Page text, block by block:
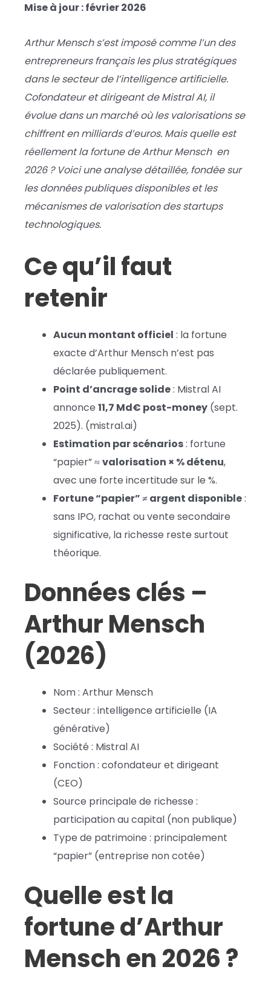
Mise à jour : février 2026
Arthur Mensch s’est imposé comme l’un des
entrepreneurs français les plus stratégiques
dans le secteur de l’intelligence artificielle.
Cofondateur et dirigeant de Mistral AI, il
évolue dans un marché où les valorisations se
chiffrent en milliards d’euros. Mais quelle est
réellement la fortune de Arthur Mensch en
2026 ? Voici une analyse détaillée, fondée sur
les données publiques disponibles et les
mécanismes de valorisation des startups
technologiques.
Ce qu’il faut
retenir
Aucun montant officiel : la fortune
exacte d’Arthur Mensch n’est pas
déclarée publiquement.
Point d’ancrage solide: Mistral AI
annonce 11,7 Md€ post-money (sept.
2025). (mistral.ai)
Estimation par scénarios: fortune
“papier” ≈ valorisation × % détenu,
avec une forte incertitude sur le %.
Fortune “papier” ≠ argent disponible:
sans IPO, rachat ou vente secondaire
significative, la richesse reste surtout
théorique.
Données clés –
Arthur Mensch
(2026)
Nom : Arthur Mensch
Secteur : intelligence artificielle (IA
générative)
Société : Mistral AI
Fonction : cofondateur et dirigeant
(CEO)
Source principale de richesse :
participation au capital (non publique)
Type de patrimoine : principalement
“papier” (entreprise non cotée)
Quelle est la
fortune d’Arthur
Mensch en 2026 ?